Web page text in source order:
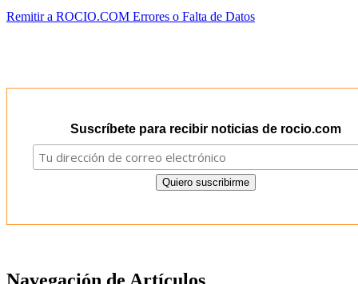
Remitir a ROCIO.COM Errores o Falta de Datos
Suscríbete para recibir noticias de rocio.com